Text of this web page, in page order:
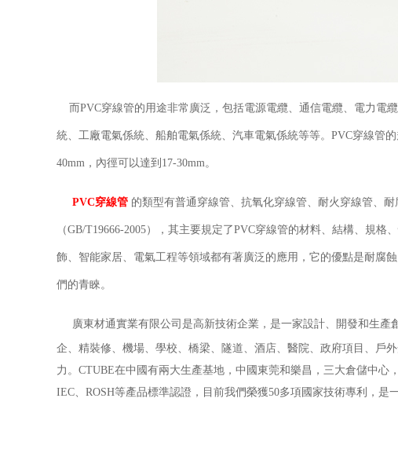
而PVC穿線管的用途非常廣泛，包括電源電纜、通信電纜、電力電
統、工廠電氣係統、船舶電氣係統、汽車電氣係統等等。PVC穿線管
40mm，內徑可以達到17-30mm。
PVC穿線管 的類型有普通穿線管、抗氧化穿線管、耐火穿線管、
（GB/T19666-2005），其主要規定了PVC穿線管的材料、結構、規
飾、智能家居、電氣工程等領域都有著廣泛的應用，它的優點是耐腐
們的青睞。
廣東材通實業有限公司是高新技術企業，是一家設計、開發和生
企、精裝修、機場、學校、橋梁、隧道、酒店、醫院、政府項目、戶
力。CTUBE在中國有兩大生產基地，中國東莞和樂昌，三大倉儲中心
IEC、ROSH等產品標準認證，目前我們榮獲50多項國家技術專利，是